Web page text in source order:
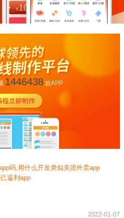
1446438款APP
吗,用什么开发类似美团外卖app
返利app
2022-01-07